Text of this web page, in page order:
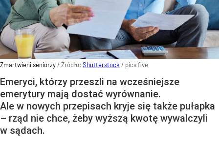
Zmartwieni seniorzy/ Źródło: Shutterstock / pics five
Emeryci, którzy przeszli na wcześniejsze
emerytury mają dostać wyrównanie.
Ale w nowych przepisach kryje się także pułapka
– rząd nie chce, żeby wyższą kwotę wywalczyli
w sądach.